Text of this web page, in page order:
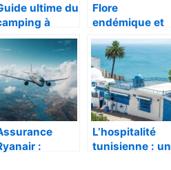
ultime du
à
au
:
et
Flore
endémique et
biodiversité :
exploration
autour du
Temple
Tabanan
:
L’hospitalité
tunisienne : un